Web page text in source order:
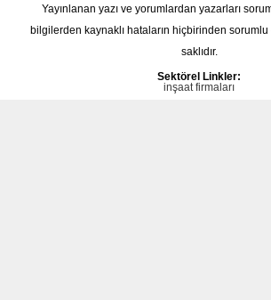
Yayınlanan yazı ve yorumlardan yazarları
bilgilerden kaynaklı hataların hiçbirinden sorumlu
saklıdır.
Sektörel Linkler:
inşaat firmaları